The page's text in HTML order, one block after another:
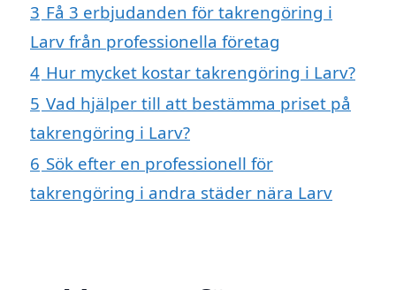
3 Få 3 erbjudanden för takrengöring i
Larv från professionella företag
4 Hur mycket kostar takrengöring i Larv?
5 Vad hjälper till att bestämma priset på
takrengöring i Larv?
6 Sök efter en professionell för
takrengöring i andra städer nära Larv